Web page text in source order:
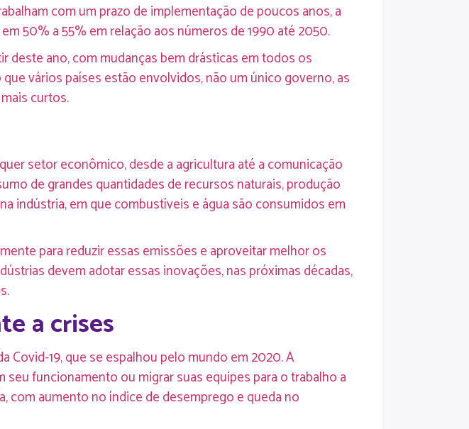
com um prazo de implementação de poucos anos, a
50% a 55% em relação aos números de 1990 até 2050.
deste ano, com mudanças bem drásticas em todos os
vários países estão envolvidos, não um único governo, as
curtos.
setor econômico, desde a agricultura até a comunicação
de grandes quantidades de recursos naturais, produção
indústria, em que combustíveis e água são consumidos em
para reduzir essas emissões e aproveitar melhor os
devem adotar essas inovações, nas próximas décadas,
a crises
Covid-19, que se espalhou pelo mundo em 2020. A
funcionamento ou migrar suas equipes para o trabalho a
com aumento no índice de desemprego e queda no